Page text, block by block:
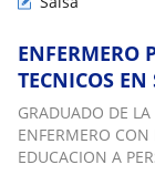
ENFERMERO
TECNICOS EN
GRADUADO DE
ENFERMERO
EDUCACION A